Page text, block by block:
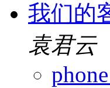
我们的
袁君云